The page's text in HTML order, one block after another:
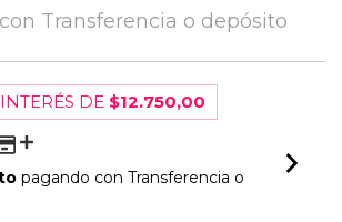
con Transferencia o depósito
DE $12.750,00
pagando con Transferencia o